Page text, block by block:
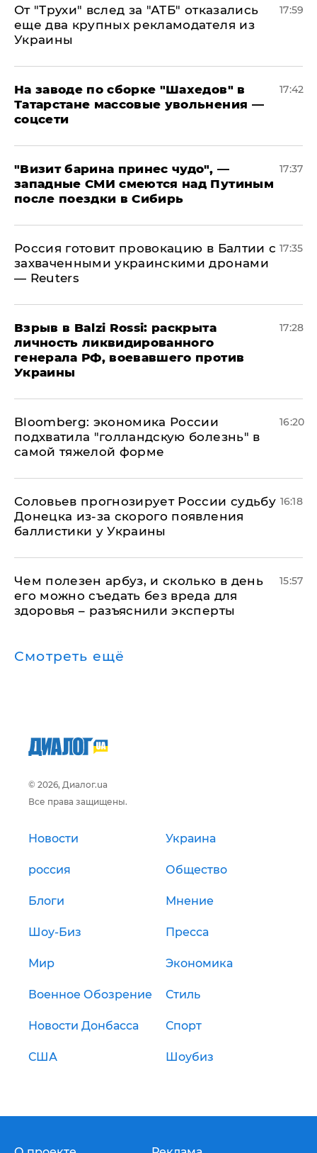
От "Трухи" вслед за "АТБ" отказались
еще два крупных рекламодателя из
Украины
17:59
На заводе по сборке "Шахедов" в
Татарстане массовые увольнения —
соцсети
17:42
"Визит барина принес чудо", —
западные СМИ смеются над Путиным
после поездки в Сибирь
17:37
​Россия готовит провокацию в Балтии с
захваченными украинскими дронами
— Reuters
17:35
​Взрыв в Balzi Rossi: раскрыта
личность ликвидированного
генерала РФ, воевавшего против
Украины
17:28
Bloomberg: экономика России
подхватила "голландскую болезнь" в
самой тяжелой форме
16:20
Соловьев прогнозирует России судьбу
Донецка из-за скорого появления
баллистики у Украины
16:18
Чем полезен арбуз, и сколько в день
его можно съедать без вреда для
здоровья – разъяснили эксперты
15:57
Смотреть ещё
© 2026, Диалог.ua
Все права защищены.
Новости Украина
россия Общество
Блоги Мнение
Шоу-Биз Пресса
Мир Экономика
Военное Обозрение Стиль
Новости Донбасса Спорт
США Шоубиз